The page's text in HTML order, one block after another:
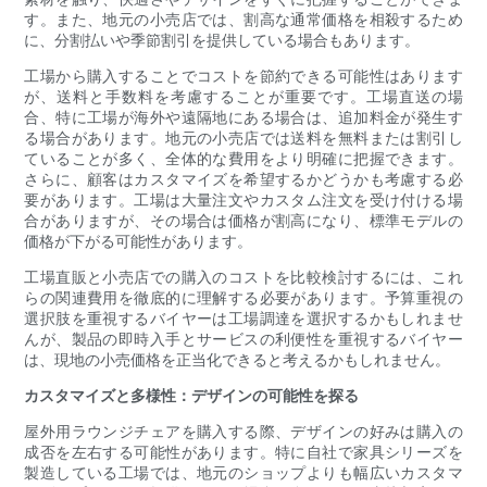
す。また、地元の小売店では、割高な通常価格を相殺するため
に、分割払いや季節割引を提供している場合もあります。
工場から購入することでコストを節約できる可能性はあります
が、送料と手数料を考慮することが重要です。工場直送の場
合、特に工場が海外や遠隔地にある場合は、追加料金が発生す
る場合があります。地元の小売店では送料を無料または割引し
ていることが多く、全体的な費用をより明確に把握できます。
さらに、顧客はカスタマイズを希望するかどうかも考慮する必
要があります。工場は大量注文やカスタム注文を受け付ける場
合がありますが、その場合は価格が割高になり、標準モデルの
価格が下がる可能性があります。
工場直販と小売店での購入のコストを比較検討するには、これ
らの関連費用を徹底的に理解する必要があります。予算重視の
選択肢を重視するバイヤーは工場調達を選択するかもしれませ
んが、製品の即時入手とサービスの利便性を重視するバイヤー
は、現地の小売価格を正当化できると考えるかもしれません。
カスタマイズと多様性：デザインの可能性を探る
屋外用ラウンジチェアを購入する際、デザインの好みは購入の
成否を左右する可能性があります。特に自社で家具シリーズを
製造している工場では、地元のショップよりも幅広いカスタマ